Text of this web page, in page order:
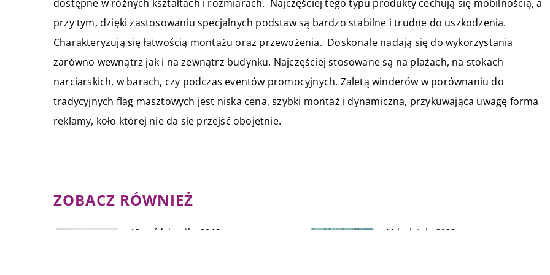
dostępne w różnych kształtach i rozmiarach. Najczęściej tego typu produkty cechują się mobilnością, a
przy tym, dzięki zastosowaniu specjalnych podstaw są bardzo stabilne i trudne do uszkodzenia.
Charakteryzują się łatwością montażu oraz przewożenia. Doskonale nadają się do wykorzystania
zarówno wewnątrz jak i na zewnątrz budynku. Najczęściej stosowane są na plażach, na stokach
narciarskich, w barach, czy podczas eventów promocyjnych. Zaletą winderów w porównaniu do
tradycyjnych flag masztowych jest niska cena, szybki montaż i dynamiczna, przykuwająca uwagę forma
reklamy, koło której nie da się przejść obojętnie.
ZOBACZ RÓWNIEŻ
13 października 2018 11 kwietnia 2022